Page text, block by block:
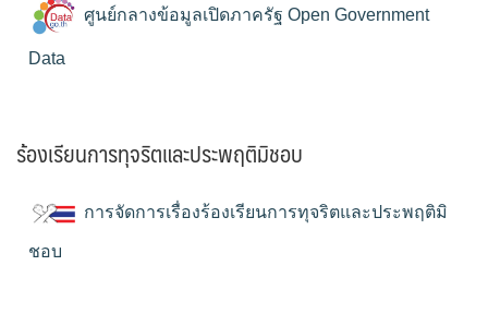
ศูนย์กลางข้อมูลเปิดภาครัฐ Open Government
Data
ร้องเรียนการทุจริตและประพฤติมิชอบ
การจัดการเรื่องร้องเรียนการทุจริตและประพฤติมิ
ชอบ